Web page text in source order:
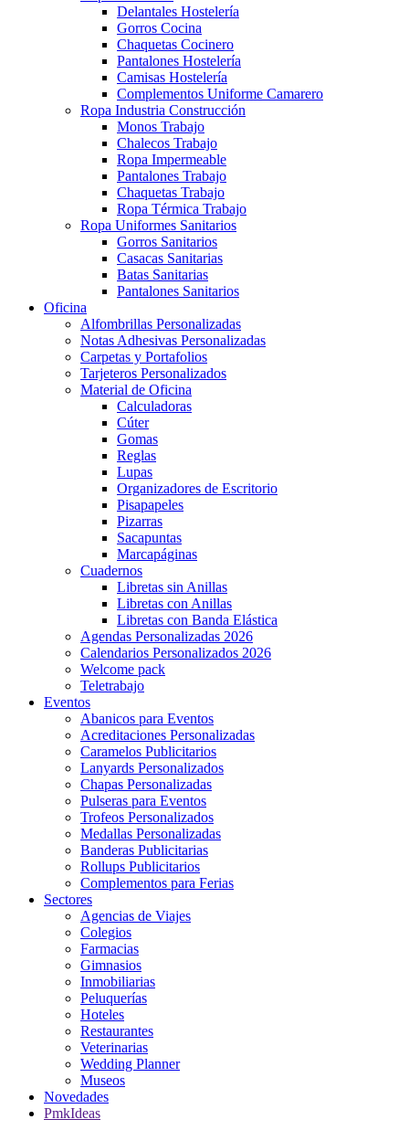
Delantales Hostelería
Gorros Cocina
Chaquetas Cocinero
Pantalones Hostelería
Camisas Hostelería
Complementos Uniforme Camarero
Ropa Industria Construcción
Monos Trabajo
Chalecos Trabajo
Ropa Impermeable
Pantalones Trabajo
Chaquetas Trabajo
Ropa Térmica Trabajo
Ropa Uniformes Sanitarios
Gorros Sanitarios
Casacas Sanitarias
Batas Sanitarias
Pantalones Sanitarios
Oficina
Alfombrillas Personalizadas
Notas Adhesivas Personalizadas
Carpetas y Portafolios
Tarjeteros Personalizados
Material de Oficina
Calculadoras
Cúter
Gomas
Reglas
Lupas
Organizadores de Escritorio
Pisapapeles
Pizarras
Sacapuntas
Marcapáginas
Cuadernos
Libretas sin Anillas
Libretas con Anillas
Libretas con Banda Elástica
Agendas Personalizadas 2026
Calendarios Personalizados 2026
Welcome pack
Teletrabajo
Eventos
Abanicos para Eventos
Acreditaciones Personalizadas
Caramelos Publicitarios
Lanyards Personalizados
Chapas Personalizadas
Pulseras para Eventos
Trofeos Personalizados
Medallas Personalizadas
Banderas Publicitarias
Rollups Publicitarios
Complementos para Ferias
Sectores
Agencias de Viajes
Colegios
Farmacias
Gimnasios
Inmobiliarias
Peluquerías
Hoteles
Restaurantes
Veterinarias
Wedding Planner
Museos
Novedades
PmkIdeas